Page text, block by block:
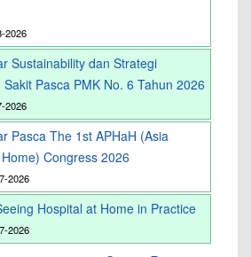
2026
Sustainability dan Strategi
Pasca PMK No. 6 Tahun 2026
2026
Pasca The 1st APHaH (Asia
Congress 2026
2026
Hospital at Home in Practice
2026